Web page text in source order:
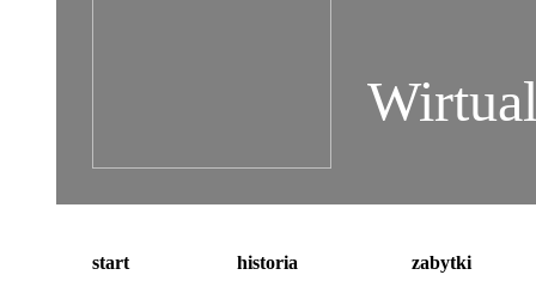
start historia zabytki